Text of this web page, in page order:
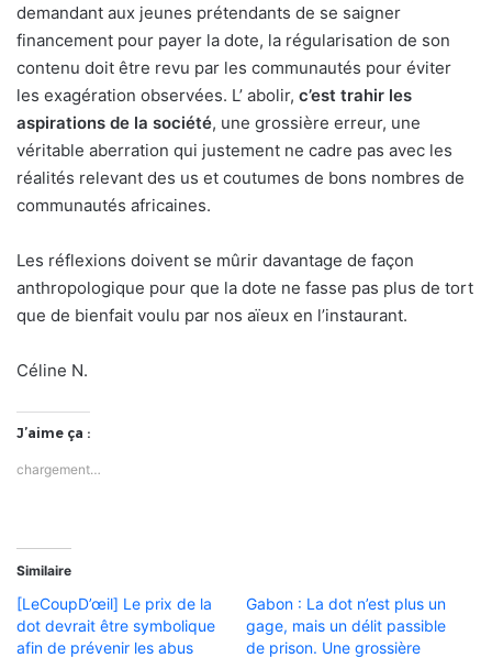
demandant aux jeunes prétendants de se saigner
financement pour payer la dote, la régularisation de son
contenu doit être revu par les communautés pour éviter
les exagération observées. L’ abolir, c’est trahir les
aspirations de la société, une grossière erreur, une
véritable aberration qui justement ne cadre pas avec les
réalités relevant des us et coutumes de bons nombres de
communautés africaines.
Les réflexions doivent se mûrir davantage de façon
anthropologique pour que la dote ne fasse pas plus de tort
que de bienfait voulu par nos aïeux en l’instaurant.
Céline N.
J’aime ça :
chargement…
Similaire
[LeCoupD’œil] Le prix de la
dot devrait être symbolique
afin de prévenir les abus
Gabon : La dot n’est plus un
gage, mais un délit passible
de prison. Une grossière